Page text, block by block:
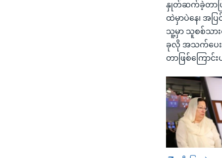
နှုတ်ဆက်ခဲ့တာဖြ
ထဲမှာပဲနေ၊ အပ
သူ့မှာ သူစစ်သာ
ခုလို အသက်ပေးသွ
တာဖြစ်ကြောင်း